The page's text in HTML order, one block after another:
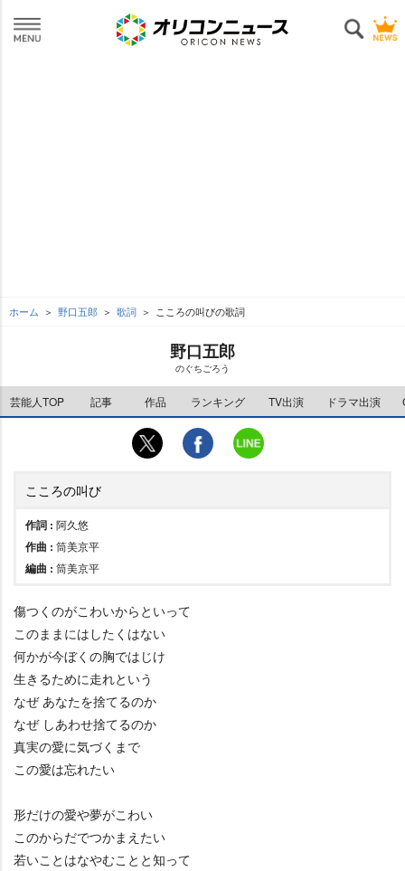
ホーム 野口五郎 歌詞 こころの叫びの歌詞
野口五郎
のぐちごろう
芸能人TOP 記事 作品 ランキング TV出演 ドラマ出演
こころの叫び
作詞 : 阿久悠
作曲 : 筒美京平
編曲 : 筒美京平
傷つくのがこわいからといって
このままにはしたくはない
何かが今ぼくの胸ではじけ
生きるために走れという
なぜ あなたを捨てるのか
なぜ しあわせ捨てるのか
真実の愛に気づくまで
この愛は忘れたい
形だけの愛や夢がこわい
このからだでつかまえたい
若いことはなやむことと知って